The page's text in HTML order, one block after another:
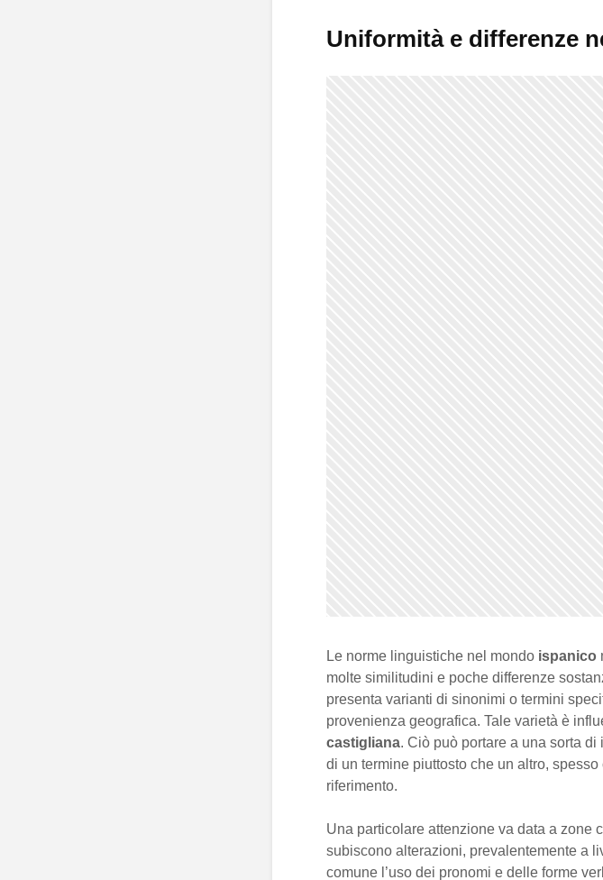
Uniformità e differenze
Le norme linguistiche nel mondo ispanico
molte similitudini e poche differenze
presenta varianti di sinonimi o termini
provenienza geografica. Tale varietà è
castigliana. Ciò può portare a una sorta
di un termine piuttosto che un altro,
riferimento.
Una particolare attenzione va data a zone
subiscono alterazioni, prevalentemente a
comune l’uso dei pronomi e delle forme